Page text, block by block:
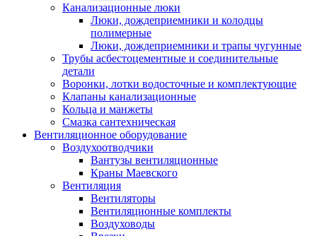
Канализационные люки
Люки, дождеприемники и колодцы
полимерные
Люки, дождеприемники и трапы чугунные
Трубы асбестоцементные и соединительные
детали
Воронки, лотки водосточные и комплектующие
Клапаны канализационные
Кольца и манжеты
Смазка сантехническая
Вентиляционное оборудование
Воздухоотводчики
Вантузы вентиляционные
Краны Маевского
Вентиляция
Вентиляторы
Вентиляционные комплекты
Воздуховоды